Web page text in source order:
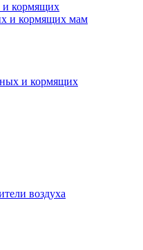
и кормящих
и кормящих мам
и кормящих
воздуха